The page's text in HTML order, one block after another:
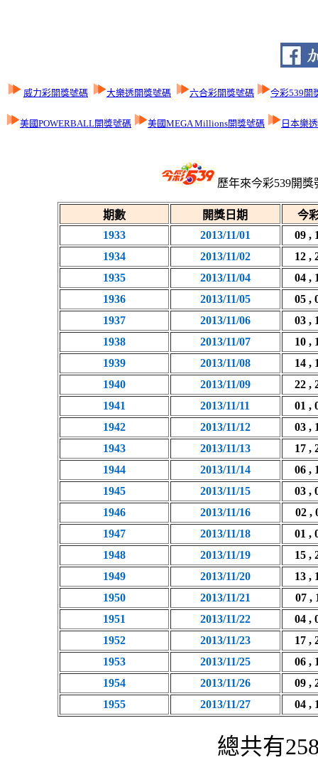
威力彩開獎號碼 大樂透開獎號碼 六合彩開獎號碼 今彩539開
美國POWERBALL開獎號碼 美國MEGA Millions開獎號碼 日本樂
歷年來今彩539開
期數 開獎日期
今
1933
2013/11/01
09 ,
1934
2013/11/02
12 ,
1935
2013/11/04
04 ,
1936
2013/11/05
05 ,
1937
2013/11/06
03 ,
1938
2013/11/07
10 ,
1939
2013/11/08
14 ,
1940
2013/11/09
22 ,
1941
2013/11/11
01 ,
1942
2013/11/12
03 ,
1943
2013/11/13
17 ,
1944
2013/11/14
06 ,
1945
2013/11/15
03 ,
1946
2013/11/16
02 ,
1947
2013/11/18
01 ,
1948
2013/11/19
15 ,
1949
2013/11/20
13 ,
1950
2013/11/21
07 ,
1951
2013/11/22
04 ,
1952
2013/11/23
17 ,
1953
2013/11/25
06 ,
1954
2013/11/26
09 ,
1955
2013/11/27 04 ,
總共有